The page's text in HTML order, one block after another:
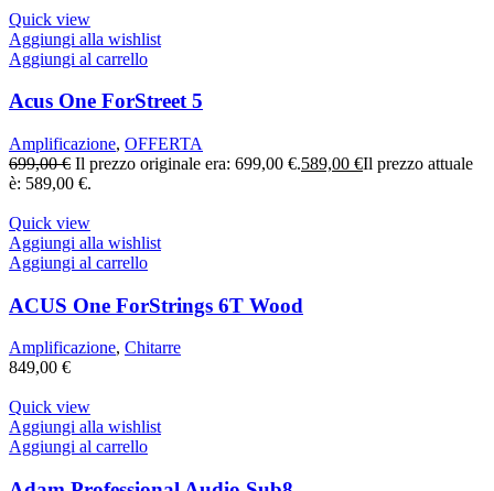
Quick view
Aggiungi alla wishlist
Aggiungi al carrello
Acus One ForStreet 5
Amplificazione, OFFERTA
699,00€ Il prezzo originale era: 699,00 €.589,00 €Il prezzo attuale
è: 589,00 €.
Quick view
Aggiungi alla wishlist
Aggiungi al carrello
ACUS One ForStrings 6T Wood
Amplificazione, Chitarre
849,00 €
Quick view
Aggiungi alla wishlist
Aggiungi al carrello